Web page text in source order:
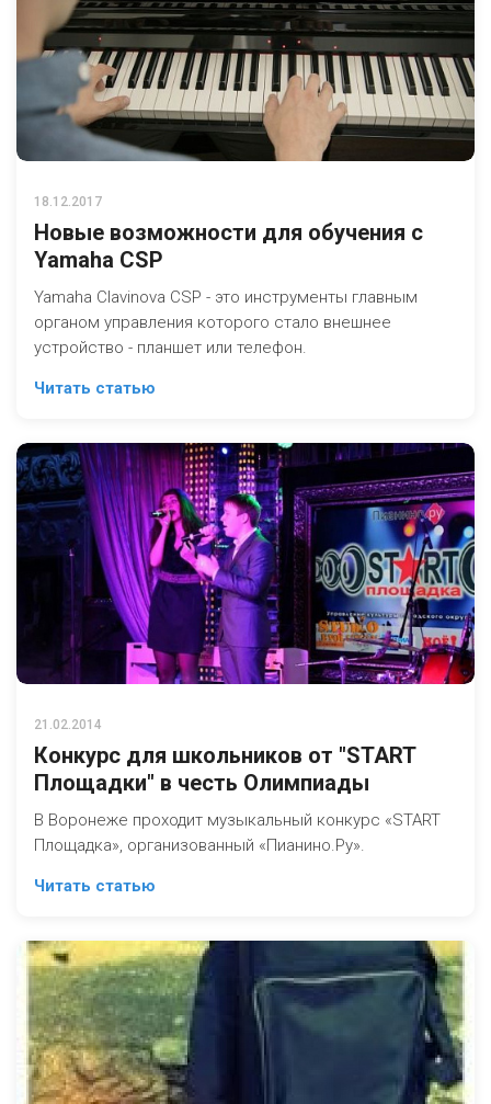
18.12.2017
Новые возможности для обучения с
Yamaha CSP
Yamaha Clavinova CSP - это инструменты главным
органом управления которого стало внешнее
устройство - планшет или телефон.
Читать статью
21.02.2014
Конкурс для школьников от "START
Площадки" в честь Олимпиады
В Воронеже проходит музыкальный конкурс «START
Площадка», организованный «Пианино.Ру».
Читать статью